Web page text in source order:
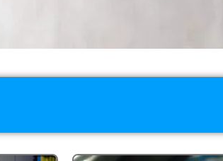
برد الکترونیک و مکانیکی به صورت خصوصی ،